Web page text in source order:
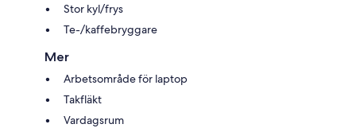
Stor kyl/frys
Te-/kaffebryggare
Mer
Arbetsområde för laptop
Takfläkt
Vardagsrum